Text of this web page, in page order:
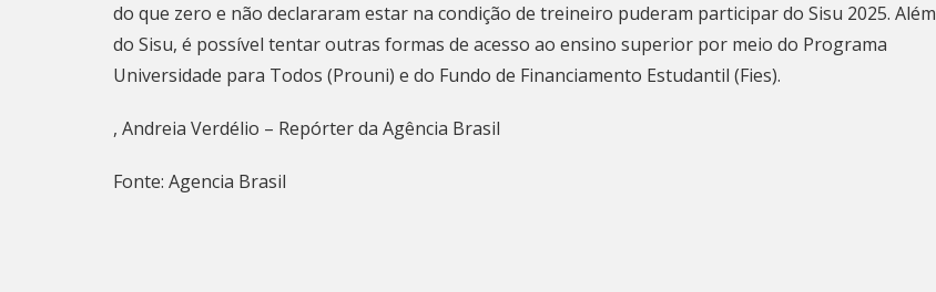
do que zero e não declararam estar na condição de treineiro puderam participar do Sisu 2025. Além
do Sisu, é possível tentar outras formas de acesso ao ensino superior por meio do Programa
Universidade para Todos (Prouni) e do Fundo de Financiamento Estudantil (Fies).
, Andreia Verdélio – Repórter da Agência Brasil
Fonte: Agencia Brasil